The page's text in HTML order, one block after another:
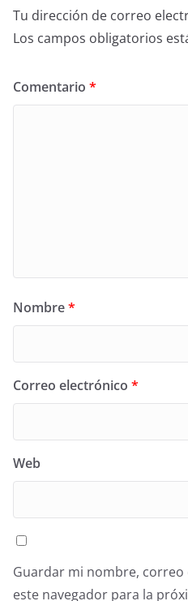
Tu dirección de correo
Los campos obligatorios
Comentario *
Nombre*
Correo electrónico *
Web
Guardar mi nombre,
este navegador para la